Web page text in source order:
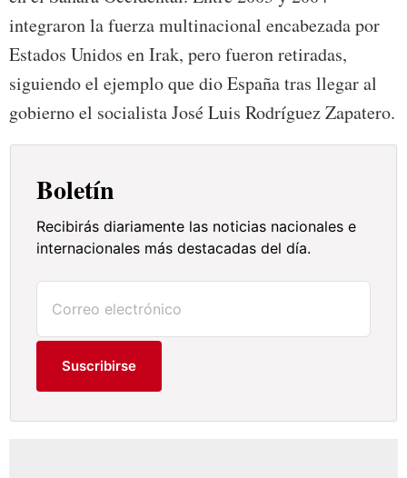
integraron la fuerza multinacional encabezada por
Estados Unidos en Irak, pero fueron retiradas,
siguiendo el ejemplo que dio España tras llegar al
gobierno el socialista José Luis Rodríguez Zapatero.
Boletín
Recibirás diariamente las noticias nacionales e
internacionales más destacadas del día.
Suscribirse